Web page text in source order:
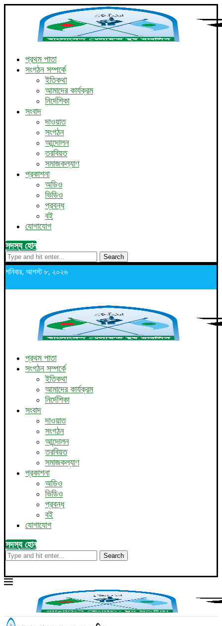
প্রথম পাতা
সংগঠন সম্পর্কে
ইতিকথা
আমাদের কার্যক্রম
নির্দেশিকা
সংবাদ
দাওয়াত
সংগঠন
আন্দোলন
তরবিয়ত
সমাজকল্যাণ
প্রকাশনা
অডিও
ভিডিও
প্রবন্ধ
বই
যোগাযোগ
সদস্য হোন
Search
শনিবার, আগস্ট ৮, ২০২৬
প্রথম পাতা
সংগঠন সম্পর্কে
ইতিকথা
আমাদের কার্যক্রম
নির্দেশিকা
সংবাদ
দাওয়াত
সংগঠন
আন্দোলন
তরবিয়ত
সমাজকল্যাণ
প্রকাশনা
অডিও
ভিডিও
প্রবন্ধ
বই
যোগাযোগ
সদস্য হোন
Search